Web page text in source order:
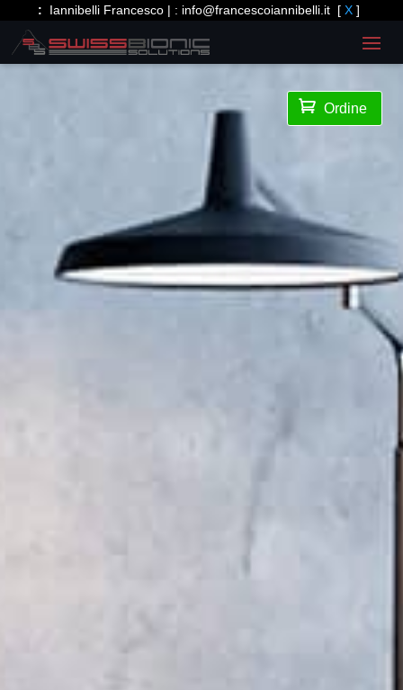
: Iannibelli Francesco | : info@francescoiannibelli.it [X ]
 Ordine